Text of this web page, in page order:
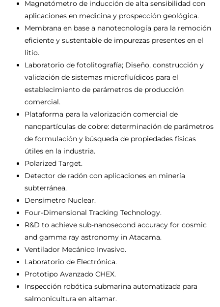
Magnetómetro de inducción de alta sensibilidad con
aplicaciones en medicina y prospección geológica.
Membrana en base a nanotecnología para la remoción
eficiente y sustentable de impurezas presentes en el
litio.
Laboratorio de fotolitografía; Diseño, construcción y
validación de sistemas microfluídicos para el
establecimiento de parámetros de producción
comercial.
Plataforma para la valorización comercial de
nanopartículas de cobre: determinación de parámetros
de formulación y búsqueda de propiedades físicas
útiles en la industria.
Polarized Target.
Detector de radón con aplicaciones en minería
subterránea.
Densímetro Nuclear.
Four-Dimensional Tracking Technology.
R&D to achieve sub-nanosecond accuracy for cosmic
and gamma ray astronomy in Atacama.
Ventilador Mecánico Invasivo.
Laboratorio de Electrónica.
Prototipo Avanzado CHEX.
Inspección robótica submarina automatizada para
salmonicultura en altamar.